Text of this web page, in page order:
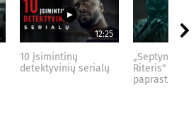
12:25
10 įsimintinų
detektyvinių serialų
„Septynių
Riteris" – kai
paprastumas